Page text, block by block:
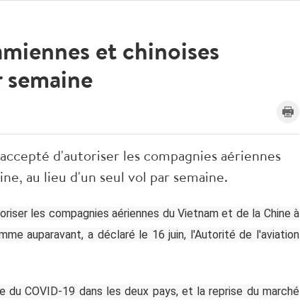
et chinoises
d'autoriser les compagnies aériennes
au lieu d'un seul vol par semaine.
les compagnies aériennes du Vietnam et de la Chine à
auparavant, a déclaré le 16 juin, l'Autorité de l'aviation
COVID-19 dans les deux pays, et la reprise du marché